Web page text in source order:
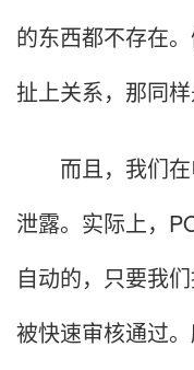
的东西都不存在
扯上关系，那同样
而且，我们在
泄露。实际上，
自动的，只要我
被快速审核通过